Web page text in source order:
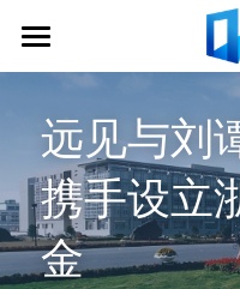
加入
申请远见导师服
申请成为志愿者
捐赠
社区
社区简介
远见导师
关于
关于远见
文章
远见与刘
携手设立
金
所有商品分类